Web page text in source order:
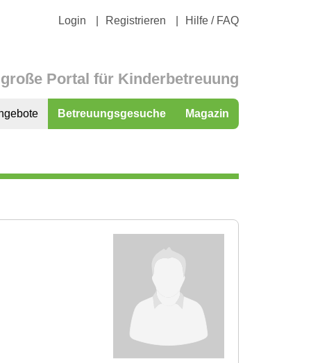
Login Registrieren Hilfe / FAQ
Portal für Kinderbetreuung
Betreuungsgesuche Magazin